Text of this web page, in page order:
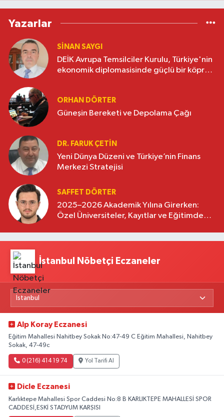
Yazarlar
SINAN SAYGI
DEİK Avrupa Temsilciler Kurulu, Türkiye'nin
ekonomik diplomasisinde güçlü bir köprü
ORHAN DÖRTER
Güneşin Bereketi ve Depolama Çağı
DR. FARUK ÇETİN
Yeni Dünya Düzeni ve Türkiye’nin Finans
Merkezi Stratejisi
SAFFET DÖRTER
2025–2026 Akademik Yılına Girerken:
Özel Üniversiteler, Kayıtlar ve Eğitimde
İstanbul Nöbetçi Eczaneler
Alp Koray Eczanesi
Eğitim Mahallesi Nahitbey Sokak No:47-49 C Eğitim Mahallesi, Nahitbey
Sokak, 47-49c
0 (216) 414 19 74 Yol Tarifi Al
Dicle Eczanesi
Karlıktepe Mahallesi Spor Caddesi No:8 B KARLIKTEPE MAHALLESİ SPOR
CADDESİ,ESKİ STADYUM KARŞISI